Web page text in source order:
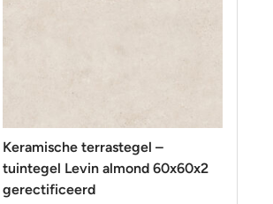
Keramische terrastegel –
tuintegel Levin almond 60x60x2
gerectificeerd